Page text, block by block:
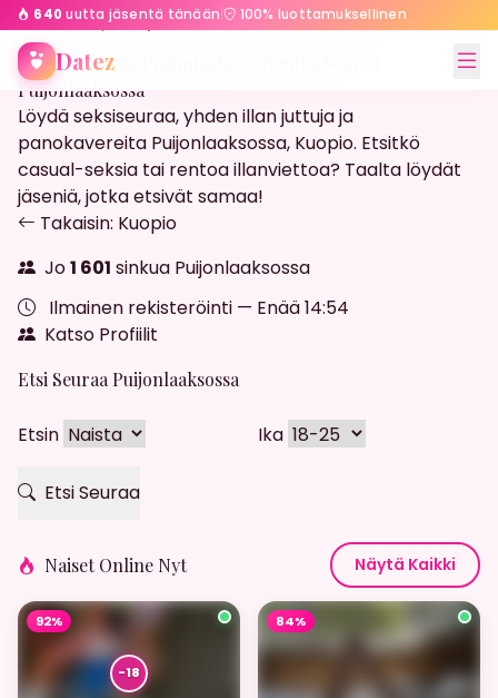
640 uutta jäsentä tänään | 100% luottamuksellinen
Datez
EtusivuKuopioPuijonlaakso
Streffit Kuopio Puijonlaakso - Rentoa Seuraa
Puijonlaaksossa
Löydä seksiseuraa, yhden illan juttuja ja
panokavereita Puijonlaaksossa, Kuopio. Etsitkö
casual-seksia tai rentoa illanviettoa? Taalta löydät
jäseniä, jotka etsivät samaa!
Takaisin: Kuopio
Jo1 601 sinkua Puijonlaaksossa
Ilmainen rekisteröinti — Enää14:52
Katso Profiilit
Etsi Seuraa Puijonlaaksossa
Etsin Ika
Etsi Seuraa
Naiset Online Nyt Näytä Kaikki
92% 84%